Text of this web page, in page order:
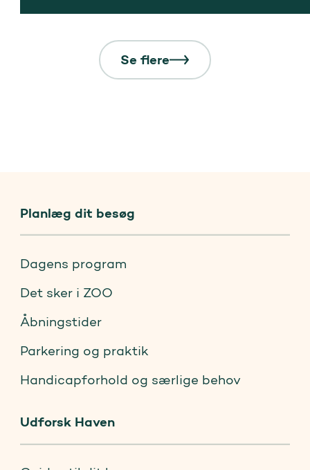
Se flere
Planlæg dit besøg
Dagens program
Det sker i ZOO
Åbningstider
Parkering og praktik
Handicapforhold og særlige behov
Udforsk Haven